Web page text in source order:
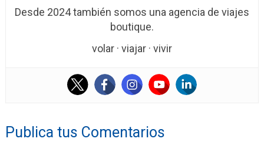
Desde 2024 también somos una agencia de viajes
boutique.
volar · viajar · vivir
Publica tus Comentarios